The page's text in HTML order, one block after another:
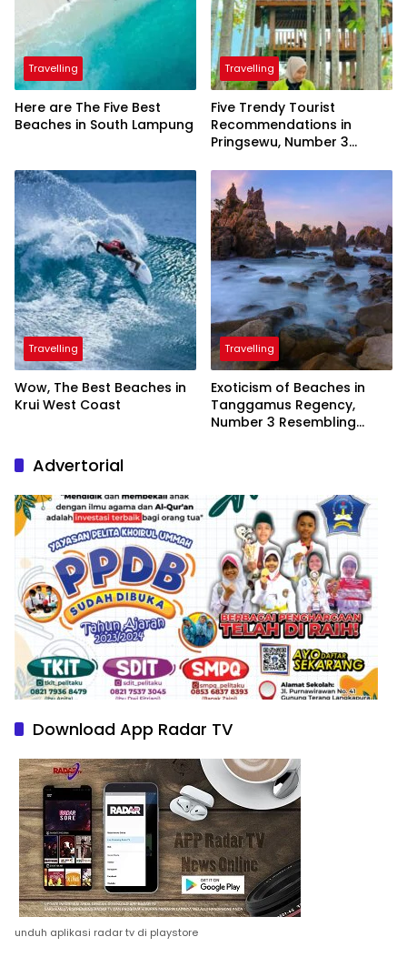
Travelling
Here are The Five Best
Beaches in South Lampung
Travelling
Five Trendy Tourist
Recommendations in
Pringsewu, Number 3
President
Travelling
Wow, The Best Beaches in
Krui West Coast
Travelling
Exoticism of Beaches in
Tanggamus Regency,
Number 3 Resembling
Advertorial
Download App Radar TV
unduh aplikasi radar tv di playstore